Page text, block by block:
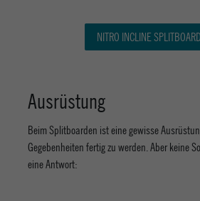
NITRO INCLINE
Ausrüstung
Beim Splitboarden ist eine gewisse
Gegebenheiten fertig zu werden. Aber keine
eine Antwort: